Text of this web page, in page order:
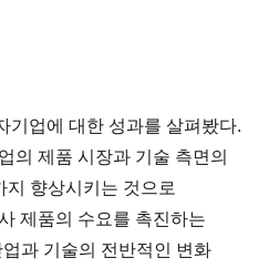
기업에 대한 성과를 살펴봤다.
의 제품 시장과 기술 측면의
지 향상시키는 것으로
제품의 수요를 촉진하는
과 기술의 전반적인 변화